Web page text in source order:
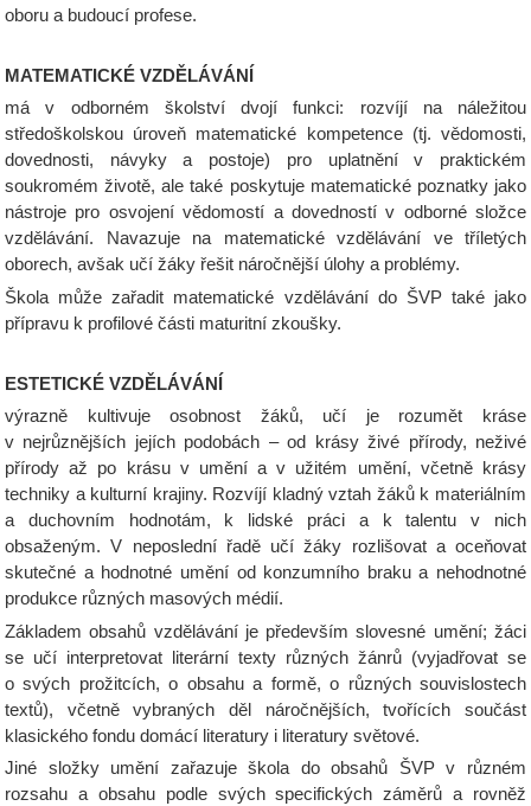
oboru a budoucí profese.
MATEMATICKÉ VZDĚLÁVÁNÍ
má v odborném školství dvojí funkci: rozvíjí na náležitou
středoškolskou úroveň matematické kompetence (tj. vědomosti,
dovednosti, návyky a postoje) pro uplatnění v praktickém
soukromém životě, ale také poskytuje matematické poznatky jako
nástroje pro osvojení vědomostí a dovedností v odborné složce
vzdělávání. Navazuje na matematické vzdělávání ve tříletých
oborech, avšak učí žáky řešit náročnější úlohy a problémy.
Škola může zařadit matematické vzdělávání do ŠVP také jako
přípravu k profilové části maturitní zkoušky.
ESTETICKÉ VZDĚLÁVÁNÍ
výrazně kultivuje osobnost žáků, učí je rozumět kráse
v nejrůznějších jejích podobách – od krásy živé přírody, neživé
přírody až po krásu v umění a v užitém umění, včetně krásy
techniky a kulturní krajiny. Rozvíjí kladný vztah žáků k materiálním
a duchovním hodnotám, k lidské práci a k talentu v nich
obsaženým. V neposlední řadě učí žáky rozlišovat a oceňovat
skutečné a hodnotné umění od konzumního braku a nehodnotné
produkce různých masových médií.
Základem obsahů vzdělávání je především slovesné umění; žáci
se učí interpretovat literární texty různých žánrů (vyjadřovat se
o svých prožitcích, o obsahu a formě, o různých souvislostech
textů), včetně vybraných děl náročnějších, tvořících součást
klasického fondu domácí literatury i literatury světové.
Jiné složky umění zařazuje škola do obsahů ŠVP v různém
rozsahu a obsahu podle svých specifických záměrů a rovněž